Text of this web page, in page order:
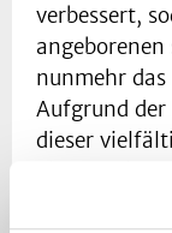
verbessert,
nunmehr
Aufgrund
dieser
erfahrenen